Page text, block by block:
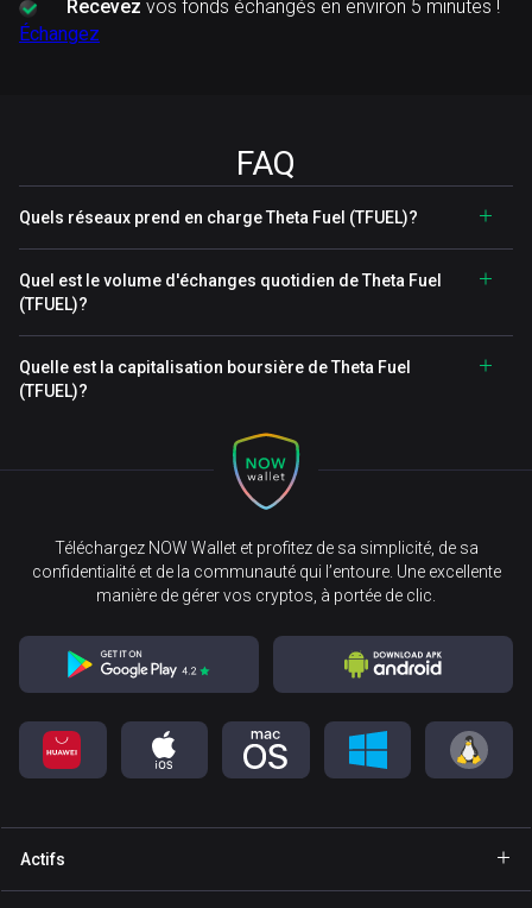
Recevez vos fonds échangés en environ 5 minutes !
Échangez
FAQ
Quels réseaux prend en charge Theta Fuel (TFUEL)?
Quel est le volume d'échanges quotidien de Theta Fuel
(TFUEL)?
Quelle est la capitalisation boursière de Theta Fuel
(TFUEL)?
Téléchargez NOW Wallet et profitez de sa simplicité, de sa
confidentialité et de la communauté qui l’entoure. Une excellente
manière de gérer vos cryptos, à portée de clic.
Actifs